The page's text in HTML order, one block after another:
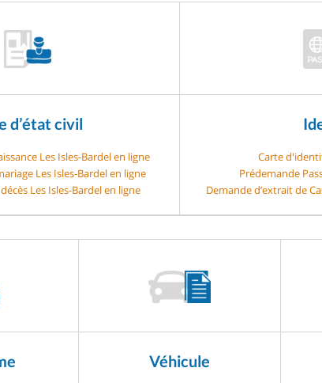
d’état civil
Les Isles-Bardel en ligne
Les Isles-Bardel en ligne
Les Isles-Bardel en ligne
Carte
Prédemande
Demande d’extrait de
Véhicule